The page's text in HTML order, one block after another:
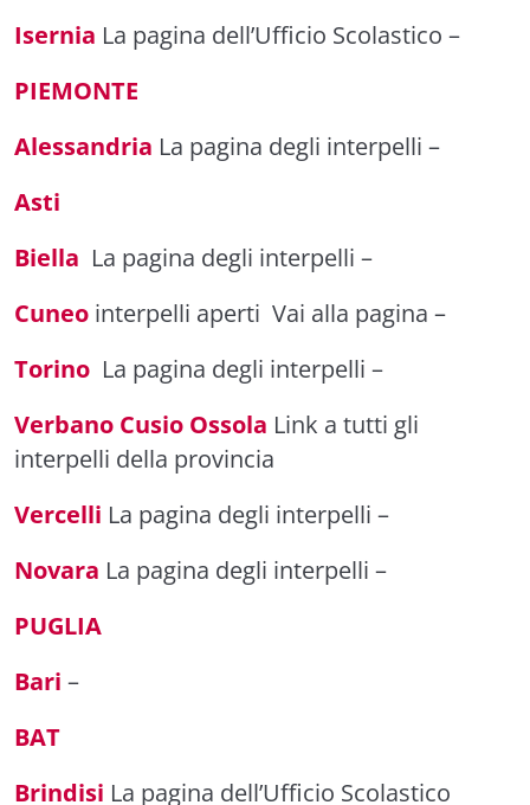
Isernia La pagina dell’Ufficio Scolastico –
PIEMONTE
Alessandria La pagina degli interpelli –
Asti
Biella La pagina degli interpelli –
Cuneo interpelli aperti Vai alla pagina –
Torino La pagina degli interpelli –
Verbano Cusio Ossola Link a tutti gli
interpelli della provincia
Vercelli La pagina degli interpelli –
Novara La pagina degli interpelli –
PUGLIA
Bari –
BAT
Brindisi La pagina dell’Ufficio Scolastico